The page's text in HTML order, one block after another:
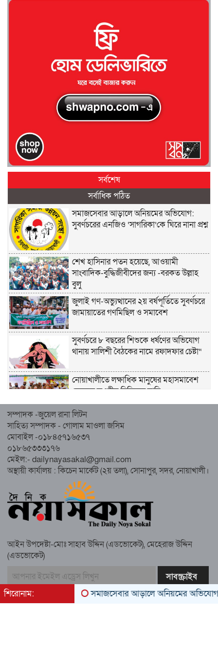
সর্বশেষ
সর্বাধিক পঠিত
সমাজসেবার আড়ালে অনিয়মের অভিযোগ:
সুবর্ণচরের এনজিও ‘সাগরিকা’কে ঘিরে নানা প্রশ্ন
শেখ হাসিনার পতন হয়েছে, আওয়ামী
সাংবাদিক-বুদ্ধিজীবীদের জন্য -বরকত উল্লাহ
বুলু
জুলাই গণ-অভ্যুত্থানের ২য় বর্ষপূর্তিতে সুবর্ণচরে
জামায়াতের গণমিছিল ও সমাবেশ
সুবর্ণচরে ৮ বছরের শিশুকে ধর্ষণের অভিযোগ
থানায় সালিশী বৈঠকের নামে রফাদফার চেষ্টা“
নোয়াখালীতে লক্ষাধিক মানুষের মহাসমাবেশ
হেজবুত তওহীদ নিষিদ্ধের দাবি
নোয়াখালীতে ইসলামী মহাসমাবেশের প্রস্তুতি
সম্পন্ন, অংশ নেবেন লক্ষাধিক মানুষ
নোয়াখালীতে ইসলামী ছাত্রশিবিরের ‘অদম্য
জুলাই’ মিছিল
সুবর্ণচরে মায়ের অভিযোগে সাবেক ভাইস
চেয়ারম্যান গ্রেপ্তার
স্মরণ সভায় মিলাদ ও দোয়া
কামরুল কাননের ছবি বিকৃত করে অপপ্রচারের
সম্পাদক -জুয়েল রানা লিটন
সাহিত্য সম্পাদক - গোলাম মাওলা জসিম
মোবাইল -০১৮৪৫৭১৬৫৩৭
০১৮৬৫৩৩৩১৭৬
মেইল:- dailynayasakal@gmail.com
অস্থায়ী কার্যালয় : কিচেন মার্কেট (২য় তলা), সোনাপুর, সদর, নোয়াখালী।
আইন উপদেষ্টা-মোঃ সাহাব উদ্দিন (এডভোকেট), মেহেরাজ উদ্দিন
(এডভোকেট)
শিরোনাম: সমাজসেবার আড়ালে অনিয়মের অভিযোগ: